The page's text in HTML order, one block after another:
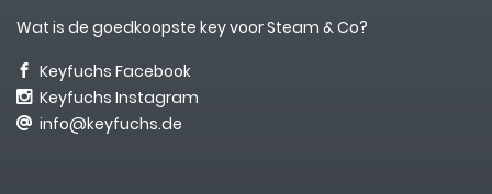
Wat is de goedkoopste key voor Steam & Co?
Keyfuchs Facebook
Keyfuchs Instagram
info@keyfuchs.de